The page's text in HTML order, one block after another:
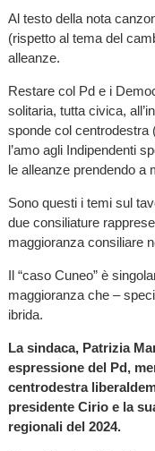
Al testo della nota
(rispetto al tema del
alleanze.
Restare col Pd e i
solitaria, tutta civica,
sponde col centrodestra
l’amo agli Indipendenti
le alleanze prendendo a
Sono questi i temi sul
due consiliature
maggioranza consiliare
Il “caso Cuneo” è
maggioranza che –
ibrida.
La sindaca, Patrizia
espressione del Pd,
centrodestra
presidente Cirio e la
regionali del 2024.